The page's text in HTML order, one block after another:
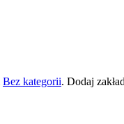
Bez kategorii. Dodaj